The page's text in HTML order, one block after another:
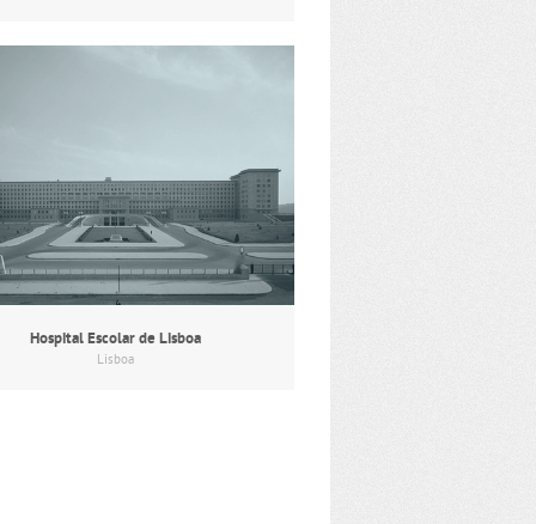
Hospital Escolar de Lisboa
Lisboa